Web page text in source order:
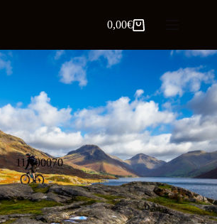
0,00€
11A00070